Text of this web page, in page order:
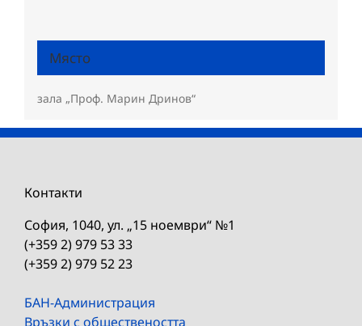
Място
зала „Проф. Марин Дринов“
Контакти
София, 1040, ул. „15 ноември“ №1
(+359 2) 979 53 33
(+359 2) 979 52 23
БАН-Администрация
Връзки с обществеността